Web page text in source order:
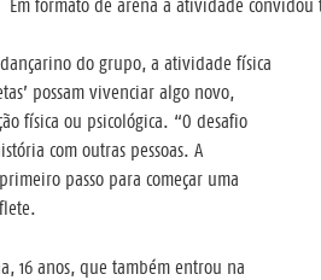
Em formato de arena a atividade
do grupo, a atividade física
possam vivenciar algo novo,
física ou psicológica. “O desafio
com outras pessoas. A
passo para começar uma
16 anos, que também entrou na